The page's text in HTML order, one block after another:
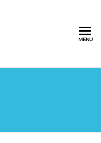
MENU